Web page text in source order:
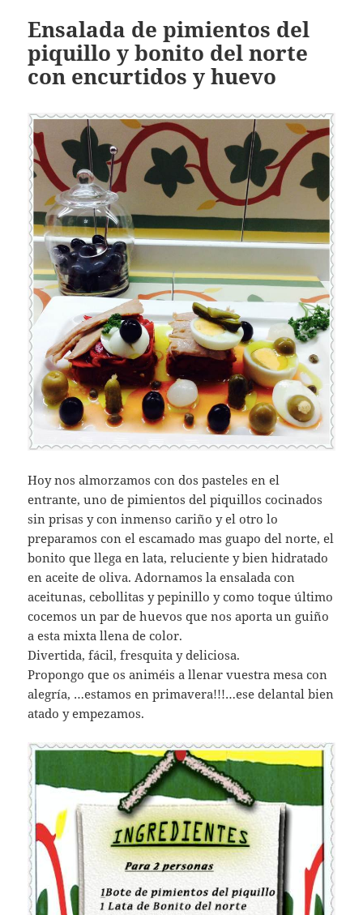
Ensalada de pimientos del
piquillo y bonito del norte
con encurtidos y huevo
Hoy nos almorzamos con dos pasteles en el
entrante, uno de pimientos del piquillos cocinados
sin prisas y con inmenso cariño y el otro lo
preparamos con el escamado mas guapo del norte, el
bonito que llega en lata, reluciente y bien hidratado
en aceite de oliva. Adornamos la ensalada con
aceitunas, cebollitas y pepinillo y como toque último
cocemos un par de huevos que nos aporta un guiño
a esta mixta llena de color.
Divertida, fácil, fresquita y deliciosa.
Propongo que os animéis a llenar vuestra mesa con
alegría, …estamos en primavera!!!…ese delantal bien
atado y empezamos.